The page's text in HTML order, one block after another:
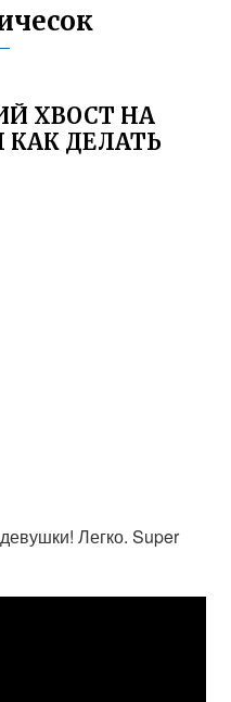
ХВОСТ НА
ДЕЛАТЬ
Легко. Super